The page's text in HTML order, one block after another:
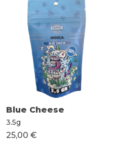
Blue Cheese
3.5g
25,00 €